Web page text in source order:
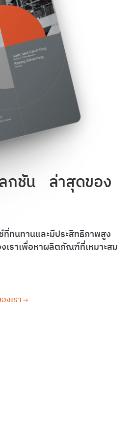
กชัน ล่าสุดของ
ทนทานและมีประสิทธิภาพสูง
เราเพื่อหาผลิตภัณฑ์ที่เหมาะสม
งเรา